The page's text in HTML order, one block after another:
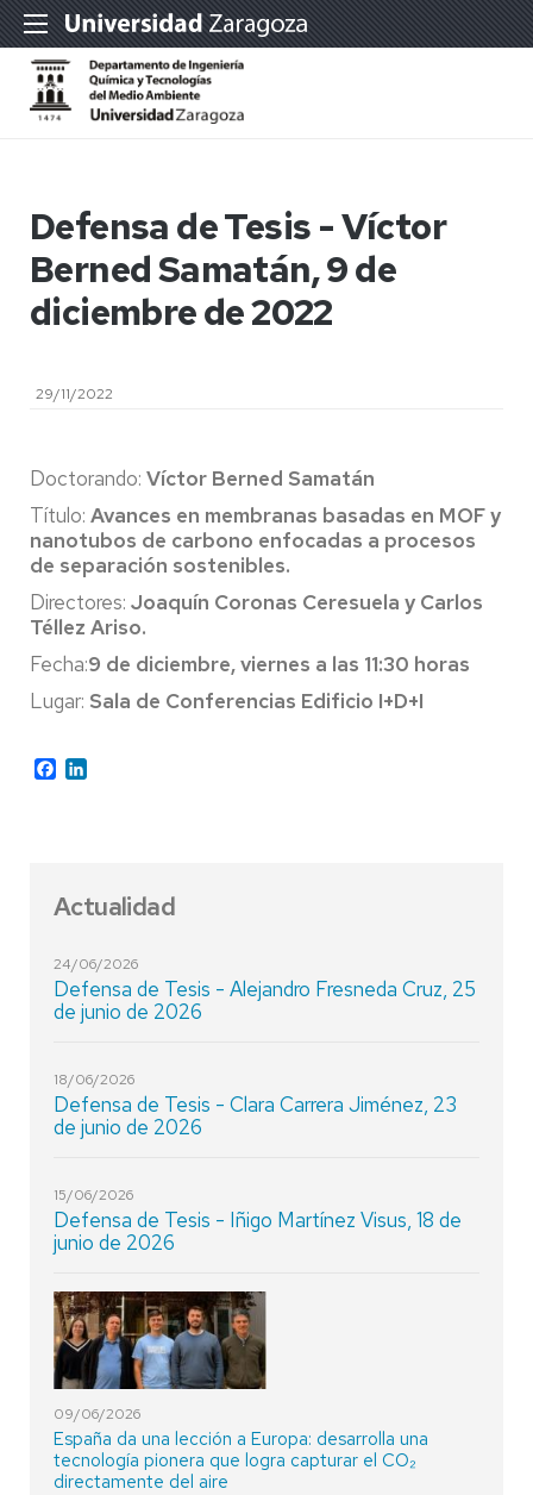
Defensa de Tesis - Víctor
Berned Samatán, 9 de
diciembre de 2022
29/11/2022
Doctorando: Víctor Berned Samatán
Título: Avances en membranas basadas en MOF y
nanotubos de carbono enfocadas a procesos
de separación sostenibles.
Directores: Joaquín Coronas Ceresuela y Carlos
Téllez Ariso.
Fecha:9 de diciembre, viernes a las 11:30 horas
Lugar: Sala de Conferencias Edificio I+D+I
Facebook
Actualidad
24/06/2026
Defensa de Tesis - Alejandro Fresneda Cruz, 25
de junio de 2026
18/06/2026
Defensa de Tesis - Clara Carrera Jiménez, 23
de junio de 2026
15/06/2026
Defensa de Tesis - Iñigo Martínez Visus, 18 de
junio de 2026
09/06/2026
España da una lección a Europa: desarrolla una
tecnología pionera que logra capturar el CO₂
directamente del aire